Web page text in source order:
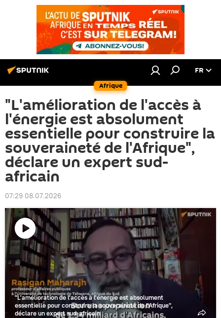
Afrique
FR
"L'amélioration de l'accès à
l'énergie est absolument
essentielle pour construire la
souveraineté de l'Afrique",
déclare un expert sud-
africain
07:29 08.07.2026
Lire
la
vidéo
"L'amélioration de l'accès à l'énergie est absolument
essentielle pour construire la souveraineté de l'Afrique",
déclare un expert sud-africain